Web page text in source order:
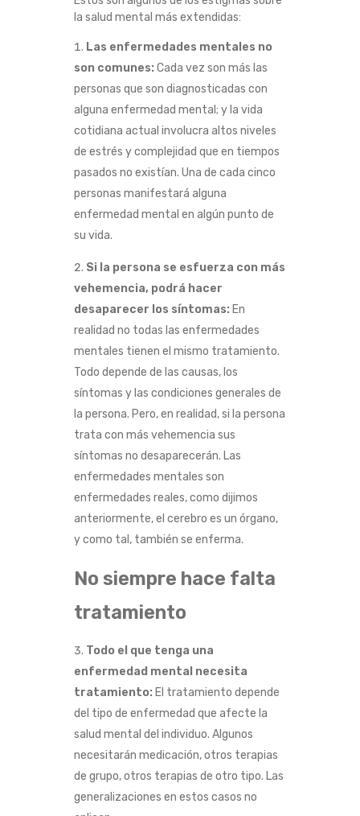
la salud mental más extendidas:
Las enfermedades mentales no
son comunes: Cada vez son más las
personas que son diagnosticadas con
alguna enfermedad mental; y la vida
cotidiana actual involucra altos niveles
de estrés y complejidad que en tiempos
pasados no existían. Una de cada cinco
personas manifestará alguna
enfermedad mental en algún punto de
su vida.
Si la persona se esfuerza con más
vehemencia, podrá hacer
desaparecer los síntomas: En
realidad no todas las enfermedades
mentales tienen el mismo tratamiento.
Todo depende de las causas, los
síntomas y las condiciones generales de
la persona. Pero, en realidad, si la persona
trata con más vehemencia sus
síntomas no desaparecerán. Las
enfermedades mentales son
enfermedades reales, como dijimos
anteriormente, el cerebro es un órgano,
y como tal, también se enferma.
No siempre hace falta
tratamiento
Todo el que tenga una
enfermedad mental necesita
tratamiento: El tratamiento depende
del tipo de enfermedad que afecte la
salud mental del individuo. Algunos
necesitarán medicación, otros terapias
de grupo, otros terapias de otro tipo. Las
generalizaciones en estos casos no